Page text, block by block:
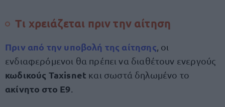
Τι χρειάζεται πριν την αίτηση
Πριν από την υποβολή της αίτησης , οι
ενδιαφερόμενοι θα πρέπει να διαθέτουν ενεργούς
κωδικούς Taxisnet και σωστά δηλωμένο το
ακίνητο στο Ε9